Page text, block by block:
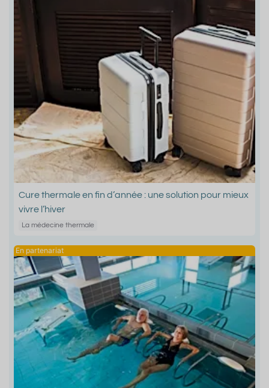
Cure thermale en fin d’année : une solution pour mieux
vivre l’hiver
La médecine thermale